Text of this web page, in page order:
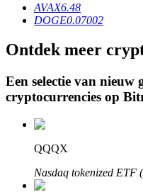
Leningen
AVAX6.48
DOGE0.07002
Ontdek meer
Een selectie van nieuw
cryptocurrencies op
QQQX
Nasdaq tokenized ETF